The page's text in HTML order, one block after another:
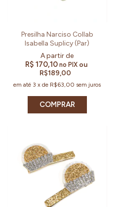
Presilha Narciso Collab
Isabella Suplicy (Par)
R$ 170,10no PIX ou
R$189,00
em até 3 xde R$63,00 sem juros
COMPRAR